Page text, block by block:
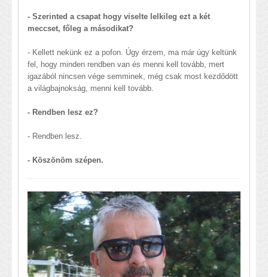
- Szerinted a csapat hogy viselte lelkileg ezt a két
meccset, főleg a másodikat?
- Kellett nekünk ez a pofon. Úgy érzem, ma már úgy keltünk
fel, hogy minden rendben van és menni kell tovább, mert
igazából nincsen vége semminek, még csak most kezdődött
a világbajnokság, menni kell tovább.
- Rendben lesz ez?
- Rendben lesz.
- Köszönöm szépen.